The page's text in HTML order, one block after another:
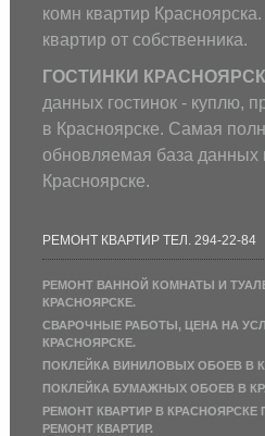
комн квартир
квартир от собственника.
ГОСТИНКИ
данных гостинок - куплю,
в Красноярске. Самая
обновляемая база данных
Красноярске.
РЕМОНТ КВАРТИР ТЕЛ. 294-22-84
РЕМОНТ ВАННОЙ КОМНАТЫ И
КРАСНОЯРСКЕ.
СВАРОЧНЫЕ РАБОТЫ, ЦЕНА НА
КРАСНОЯРСКЕ.
ПОКЛЕЙКА ВИНИЛОВЫХ ОБОЕВ В
ПОКЛЕЙКА БУМАЖНЫХ ОБОЕВ В
РЕМОНТ КВАРТИР В
РЕМОНТ КВАРТИР.